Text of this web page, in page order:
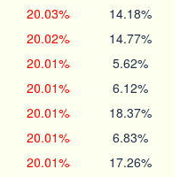
20.03% 14.18%
20.02% 14.77%
20.01% 5.62%
20.01% 6.12%
20.01% 18.37%
20.01% 6.83%
20.01% 17.26%